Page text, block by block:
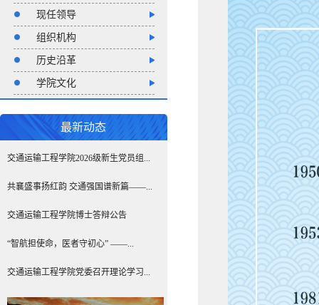
现任领导
组织机构
历史沿革
学院文化
最新动态
交通运输工程学院2026级新生党员组...
共襄盛事扬红韵 交通强国谱新篇——...
交通运输工程学院博士答辩公告
“智航担使命，医者守初心” ——...
交通运输工程学院党委召开理论学习...